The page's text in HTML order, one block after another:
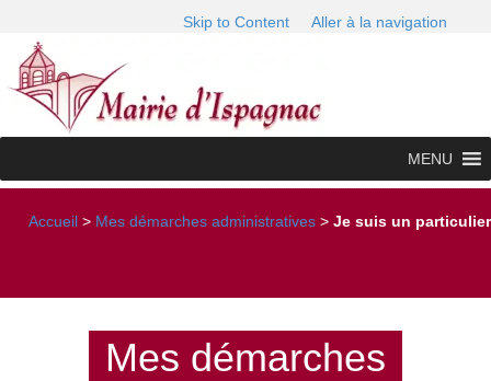
Skip to Content Aller à la navigation
MENU
Accueil > Mes démarches administratives > Je suis un particulier
Mes démarches